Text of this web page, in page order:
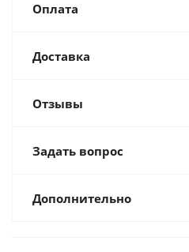
Оплата
Доставка
Отзывы
Задать вопрос
Дополнительно